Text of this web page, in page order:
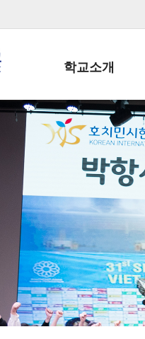
학교소개
학교장인사말
학생회장인사말
학교상징
학교 CI
교직원현황
학생현황
위치/전화
전경사진